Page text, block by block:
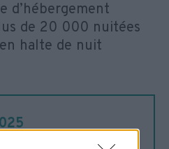
d’hébergement
de 20 000 nuitées
halte de nuit